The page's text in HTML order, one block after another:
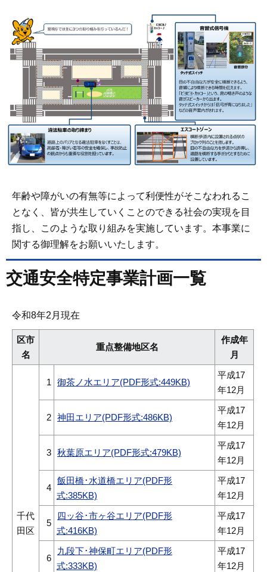
年齢や障がいの有無等によって利便性がそこなわれるこ
となく、皆が共生していくことのできる社会の実現を目
指し、このような取り組みを実施しています。本事業に
関する御理解をお願いいたします。
交通安全特定事業計画一覧
令和8年2月現在
区市
名
重点整備地区名
作成年
月
千代
田区
1 御茶ノ水エリア(PDF形式:449KB)
平成17
年12月
2 神田エリア(PDF形式:486KB)
平成17
年12月
3 秋葉原エリア(PDF形式:479KB)
平成17
年12月
4
飯田橋･水道橋エリア(PDF形
式:385KB)
平成17
年12月
5
四ッ谷･市ヶ谷エリア(PDF形
式:416KB)
平成17
年12月
6
九段下･神保町エリア(PDF形
式:333KB)
平成17
年12月